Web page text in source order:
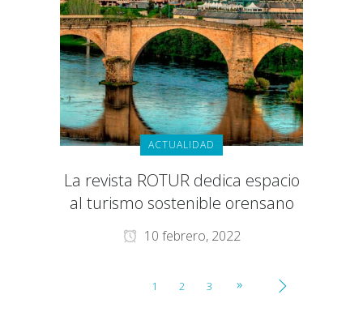
ACTUALIDAD
La revista ROTUR dedica espacio
al turismo sostenible orensano
10 febrero, 2022
1 2 3